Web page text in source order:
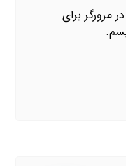
مرورگر برای